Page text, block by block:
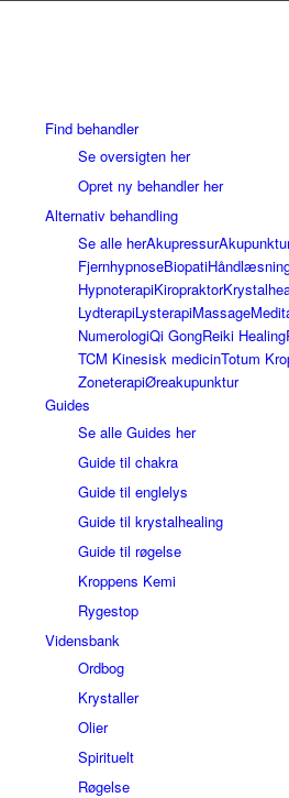
Find behandler
Se oversigten her
Opret ny behandler her
Alternativ behandling
Se alle herAkupressur
FjernhypnoseBiopati
HypnoterapiKiropraktor
LydterapiLysterapiMassage
NumerologiQi GongReiki Healing
TCM Kinesisk medicinTotum
ZoneterapiØreakupunktur
Guides
Se alle Guides her
Guide til chakra
Guide til englelys
Guide til krystalhealing
Guide til røgelse
Kroppens Kemi
Rygestop
Vidensbank
Ordbog
Krystaller
Olier
Spirituelt
Røgelse